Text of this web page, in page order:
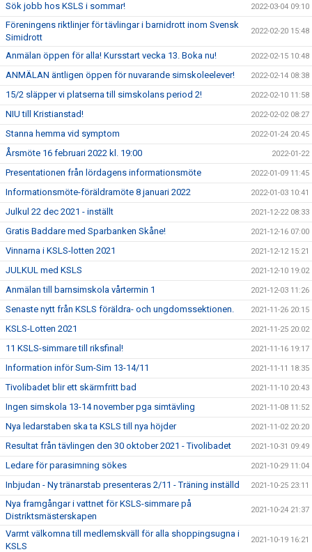
Sök jobb hos KSLS i sommar! 2022-03-04 09:10
Föreningens riktlinjer för tävlingar i barnidrott inom Svensk
Simidrott
2022-02-20 15:48
Anmälan öppen för alla! Kursstart vecka 13. Boka nu! 2022-02-15 10:48
ANMÄLAN äntligen öppen för nuvarande simskoleelever! 2022-02-14 08:38
15/2 släpper vi platserna till simskolans period 2! 2022-02-10 11:58
NIU till Kristianstad! 2022-02-02 08:27
Stanna hemma vid symptom 2022-01-24 20:45
Årsmöte 16 februari 2022 kl. 19:00 2022-01-22
Presentationen från lördagens informationsmöte 2022-01-09 11:45
Informationsmöte-föräldramöte 8 januari 2022 2022-01-03 10:41
Julkul 22 dec 2021 - inställt 2021-12-22 08:33
Gratis Baddare med Sparbanken Skåne! 2021-12-16 07:00
Vinnarna i KSLS-lotten 2021 2021-12-12 15:21
JULKUL med KSLS 2021-12-10 19:02
Anmälan till barnsimskola vårtermin 1 2021-12-03 11:26
Senaste nytt från KSLS föräldra- och ungdomssektionen. 2021-11-26 20:15
KSLS-Lotten 2021 2021-11-25 20:02
11 KSLS-simmare till riksfinal! 2021-11-16 19:17
Information inför Sum-Sim 13-14/11 2021-11-11 18:35
Tivolibadet blir ett skärmfritt bad 2021-11-10 20:43
Ingen simskola 13-14 november pga simtävling 2021-11-08 11:52
Nya ledarstaben ska ta KSLS till nya höjder 2021-11-02 20:20
Resultat från tävlingen den 30 oktober 2021 - Tivolibadet 2021-10-31 09:49
Ledare för parasimning sökes 2021-10-29 11:04
Inbjudan - Ny tränarstab presenteras 2/11 - Träning inställd 2021-10-25 23:11
Nya framgångar i vattnet för KSLS-simmare på
Distriktsmästerskapen
2021-10-24 21:37
Varmt välkomna till medlemskväll för alla shoppingsugna i
KSLS
2021-10-19 16:21